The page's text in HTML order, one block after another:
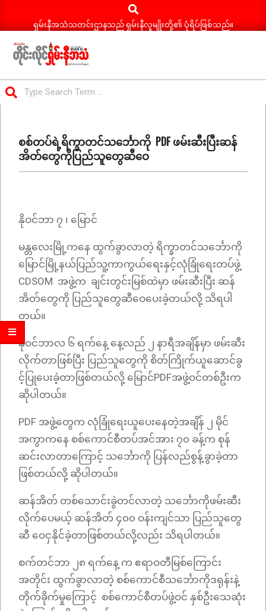
Search
ရှမ်းနီအသံသတင်းဌာနသည် ရှမ်းနီလူမျိုးတို့၏ ပုံရိပ်ဖြစ်သည်။
ရှမ်း
နီ
သတင်း
Menuစစ်တပ်ရဲ့ရိက္ခာတင်သင်္ဘောကို PDF ဖမ်းဆီးပြီးဆန်
အိတ်တွေကိုပြည်သူတွေဆီဝေ
နိုဝင်ဘာ ၇ ၊ မြောင်
မန္တလေးမြို့ကနေ ထွက်ခွာလာတဲ့ ရိက္ခာတင်သင်္ဘောကို
မြောင်မြို့နယ်ပြည်သူ့ကာကွယ်ရေးနှင့်လုံခြုံရေးတပ်ဖွဲ့
CDSOM အဖွဲ့က ချင်းတွင်းမြစ်ထဲမှာ ဖမ်းဆီးပြီး ဆန်
အိတ်တွေကို ပြည်သူတွေဆီဝေပေးခဲ့တယ်လို့ သိရပါ
တယ်။
နိုဝင်ဘာလ ၆ ရက်နေ့ နေ့လည် ၂ နာရီအချိန်မှာ ဖမ်းဆီး
လိုက်တာဖြစ်ပြီး ပြည်သူတွေကို စိတ်ကြိုက်ယူဆောင်ခွ
င့်ပြုပေးခဲ့တာဖြစ်တယ်လို့ မြောင်PDFအဖွဲ့ဝင်တစ်ဦးက
ဆိုပါတယ်။
PDF အဖွဲ့တွေက လုံခြုံရေးယူပေးနေတဲ့အချိန် ၂ မိုင်
အကွာကနေ စစ်ကောင်စီတပ်အင်အား ၇၀ ခန့်က စုန်
ဆင်းလာတာကြောင့် သင်္ဘောကို ပြန်လည်စွန့်ခွာခဲ့တာ
ဖြစ်တယ်လို့ ဆိုပါတယ်။
ဆန်အိတ် တစ်သောင်းခွဲတင်လာတဲ့ သင်္ဘောကိုဖမ်းဆီး
လိုက်ပေမယ့် ဆန်အိတ် ၄၀၀ ဝန်းကျင်သာ ပြည်သူတွေ
ဆီ ဝေငှနိုင်ခဲ့တာဖြစ်တယ်လို့လည်း သိရပါတယ်။
စက်တင်ဘာ ၂၈ ရက်နေ့ က ဧရာဝတီမြစ်ကြောင်း
အတိုင်း ထွက်ခွာလာတဲ့ စစ်ကောင်စီသင်္ဘောကိုဒရုန်းနဲ့
တိုက်ခိုက်မှုကြောင့် စစ်ကောင်စီတပ်ဖွဲ့ဝင် နှစ်ဦးသေဆုံး